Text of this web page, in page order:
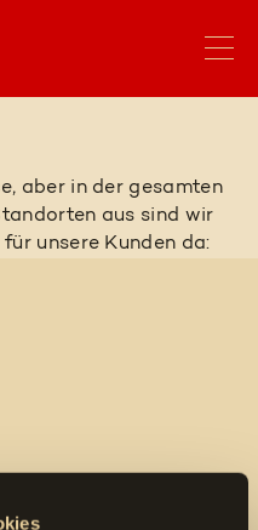
aber in der gesamten
aus sind wir
unsere Kunden da: